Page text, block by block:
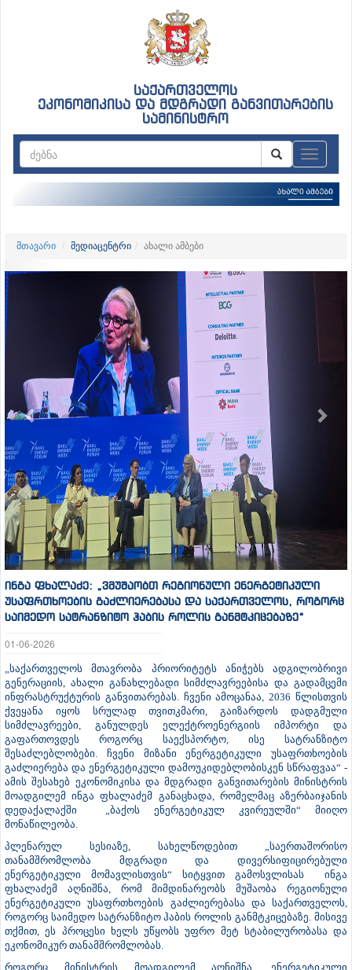
საქართველოს
ეკონომიკისა და მდგრადი განვითარების
სამინისტრო
მთავარი მედიაცენტრი ახალი ამბები
Previous
ინგა ფხალაძე: „ვმუშაობთ რეგიონული ენერგეტიკული
უსაფრთხოების გაძლიერებასა და საქართველოს, როგორც
საიმედო სატრანზიტო ჰაბის როლის განმტკიცებაზე“
01-06-2026
„საქართველოს მთავრობა პრიორიტეტს ანიჭებს ადგილობრივი
გენერაციის, ახალი განახლებადი სიმძლავრეებისა და გადამცემი
ინფრასტრუქტურის განვითარებას. ჩვენი ამოცანაა, 2036 წლისთვის
ქვეყანა იყოს სრულად თვითკმარი, გაიზარდოს დადგმული
სიმძლავრეები, განულდეს ელექტროენერგიის იმპორტი და
გაფართოვდეს როგორც საექსპორტო, ისე სატრანზიტო
შესაძლებლობები. ჩვენი მიზანი ენერგეტიკული უსაფრთხოების
გაძლიერება და ენერგეტიკული დამოუკიდებლობისკენ სწრაფვაა“ -
ამის შესახებ ეკონომიკისა და მდგრადი განვითარების მინისტრის
მოადგილემ ინგა ფხალაძემ განაცხადა, რომელმაც აზერბაიჯანის
დედაქალაქში „ბაქოს ენერგეტიკულ კვირეულში“ მიიღო
მონაწილეობა.
პლენარულ სესიაზე, სახელწოდებით „საერთაშორისო
თანამშრომლობა მდგრადი და დივერსიფიცირებული
ენერგეტიკული მომავლისთვის“ სიტყვით გამოსვლისას ინგა
ფხალაძემ აღნიშნა, რომ მიმდინარეობს მუშაობა რეგიონული
ენერგეტიკული უსაფრთხოების გაძლიერებასა და საქართველოს,
როგორც საიმედო სატრანზიტო ჰაბის როლის განმტკიცებაზე. მისივე
თქმით, ეს პროცესი ხელს უწყობს უფრო მეტ სტაბილურობასა და
ეკონომიკურ თანამშრომლობას.
როგორც მინისტრის მოადგილემ აღნიშნა, ენერგეტიკული